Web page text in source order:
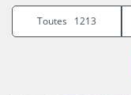
Toutes 1213